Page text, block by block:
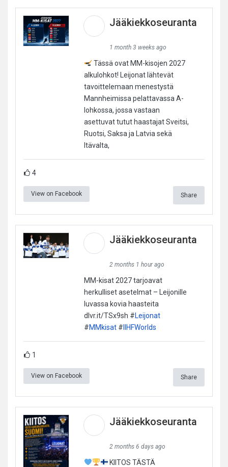
Jääkiekkoseuranta
1 month 3 weeks ago
Tässä ovat MM-kisojen 2027
alkulohkot! Leijonat lähtevät
tavoittelemaan menestystä
Mannheimissa pelattavassa A-
lohkossa, jossa vastaan
asettuvat tutut haastajat Sveitsi,
Ruotsi, Saksa ja Latvia sekä
Itävalta,
4
View on Facebook Share
Jääkiekkoseuranta
2 months 1 hour ago
MM-kisat 2027 tarjoavat
herkulliset asetelmat – Leijonille
luvassa kovia haasteita
dlvr.it/TSx9sh #Leijonat
#MMkisat#IIHFWorlds
1
View on Facebook Share
Jääkiekkoseuranta
2 months 6 days ago
KIITOS TÄSTÄ